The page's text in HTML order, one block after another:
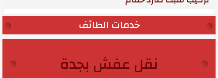
خدمات الطائف
نقل عفش بجدة